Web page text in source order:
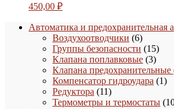
450,00 ₽
Автоматика и предохранительная
Воздухоотводчики 66
товаров
Группы безопасности 1515
Клапана поплавковые 33
Клапана
Компенсатор гидроудара 11
Редуктора 1111
товаров
Термометры и термостаты